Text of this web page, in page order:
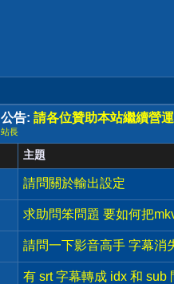
公告: 請各位贊助本站繼續營運
站長
主題
請問關於輸出設定
求助問笨問題 要如何把
請問一下影音高手 字幕消
有 srt 字幕轉成 idx 和 sub